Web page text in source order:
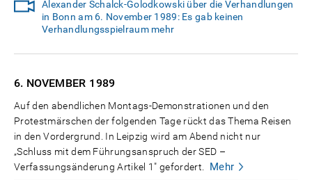
Alexander Schalck-Golodkowski über die Verhandlungen
in Bonn am 6. November 1989: Es gab keinen
Verhandlungsspielraum mehr
6. NOVEMBER 1989
Auf den abendlichen Montags-Demonstrationen und den
Protestmärschen der folgenden Tage rückt das Thema Reisen
in den Vordergrund. In Leipzig wird am Abend nicht nur
„Schluss mit dem Führungsanspruch der SED –
Verfassungsänderung Artikel 1" gefordert.
Mehr